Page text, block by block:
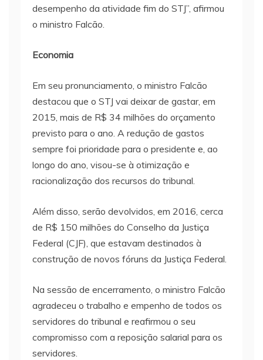
desempenho da atividade fim do STJ”, afirmou
o ministro Falcão.
Economia
Em seu pronunciamento, o ministro Falcão
destacou que o STJ vai deixar de gastar, em
2015, mais de R$ 34 milhões do orçamento
previsto para o ano. A redução de gastos
sempre foi prioridade para o presidente e, ao
longo do ano, visou-se à otimização e
racionalização dos recursos do tribunal.
Além disso, serão devolvidos, em 2016, cerca
de R$ 150 milhões do Conselho da Justiça
Federal (CJF), que estavam destinados à
construção de novos fóruns da Justiça Federal.
Na sessão de encerramento, o ministro Falcão
agradeceu o trabalho e empenho de todos os
servidores do tribunal e reafirmou o seu
compromisso com a reposição salarial para os
servidores.